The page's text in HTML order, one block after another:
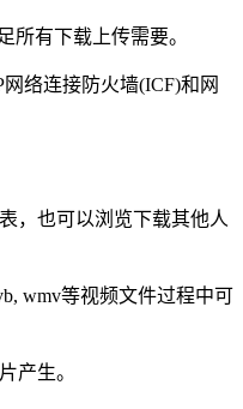
所有下载上传需要。
络连接防火墙(ICF)和网
，也可以浏览下载其他人
wmv等视频文件过程中可
产生。